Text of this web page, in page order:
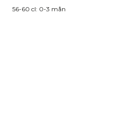
56-60 cl: 0-3 mån